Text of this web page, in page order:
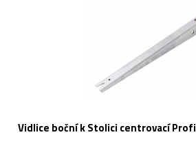
Vidlice boční k Stolici centrovací Profi